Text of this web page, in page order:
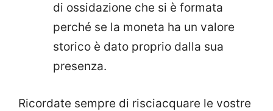
di ossidazione che si è formata
perché se la moneta ha un valore
storico è dato proprio dalla sua
presenza.
Ricordate sempre di risciacquare le vostre